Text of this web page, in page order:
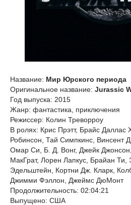
Название: Мир Юрского периода
Оригинальное название: Jurassic
Год выпуска: 2015
Жанр: фантастика, приключения
Режиссер: Колин Треворроу
В ролях: Крис Прэтт, Брайс Даллас
Робинсон, Тай Симпкинс, Винсент
Омар Си, Б. Д. Вонг, Джейк
МакГрат, Лорен Лапкус, Брайан Ти,
Эдельштейн, Кортни Дж. Кларк,
Джимми Фэллон, Джеймс ДюМонт
Продолжительность: 02:04:21
Выпущено: США